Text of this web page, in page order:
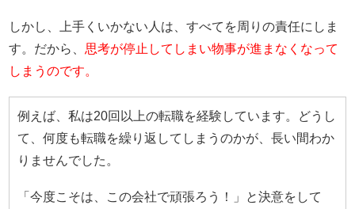
しかし、上手くいかない人は、すべてを周りの責任にしま
す。だから、 思考が停止してしまい物事が進まなくなって
しまうのです。
例えば、私は20回以上の転職を経験しています。どうし
て、何度も転職を繰り返してしまうのかが、長い間わか
りませんでした。
「今度こそは、この会社で頑張ろう！」と決意をして